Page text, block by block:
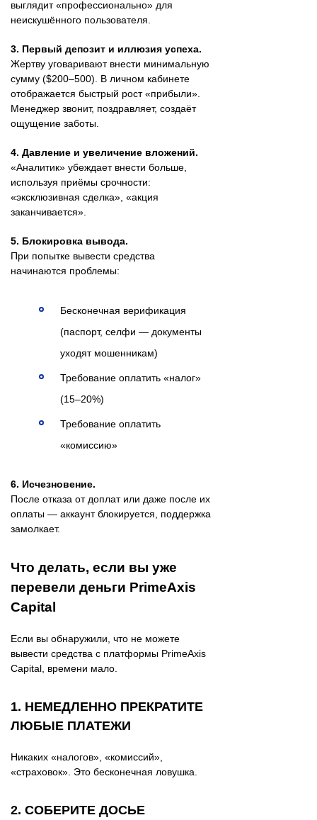
выглядит «профессионально» для
неискушённого пользователя.
3. Первый депозит и иллюзия успеха.
Жертву уговаривают внести минимальную
сумму ($200–500). В личном кабинете
отображается быстрый рост «прибыли».
Менеджер звонит, поздравляет, создаёт
ощущение заботы.
4. Давление и увеличение вложений.
«Аналитик» убеждает внести больше,
используя приёмы срочности:
«эксклюзивная сделка», «акция
заканчивается».
5. Блокировка вывода.
При попытке вывести средства
начинаются проблемы:
Бесконечная верификация
(паспорт, селфи — документы
уходят мошенникам)
Требование оплатить «налог»
(15–20%)
Требование оплатить
«комиссию»
6. Исчезновение.
После отказа от доплат или даже после их
оплаты — аккаунт блокируется, поддержка
замолкает.
Что делать, если вы уже
перевели деньги PrimeAxis
Capital
Если вы обнаружили, что не можете
вывести средства с платформы PrimeAxis
Capital, времени мало.
1. НЕМЕДЛЕННО ПРЕКРАТИТЕ
ЛЮБЫЕ ПЛАТЕЖИ
Никаких «налогов», «комиссий»,
«страховок». Это бесконечная ловушка.
2. СОБЕРИТЕ ДОСЬЕ